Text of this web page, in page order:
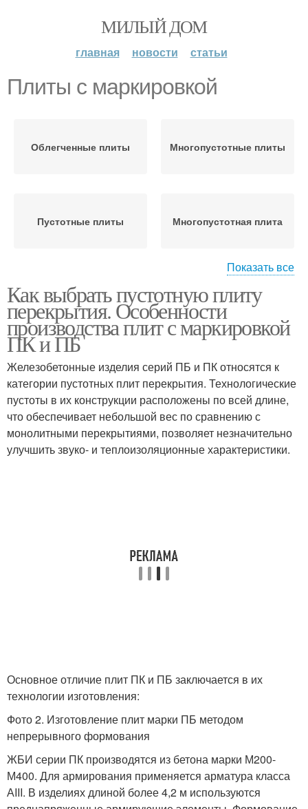
МИЛЫЙ ДОМ
главная новости статьи
Плиты с маркировкой
Облегченные плиты Многопустотные плиты
Пустотные плиты Многопустотная плита
Железобетонные плиты
Показать все
Как выбрать пустотную плиту
перекрытия. Особенности
производства плит с маркировкой
ПК и ПБ
Железобетонные изделия серий ПБ и ПК относятся к
категории пустотных плит перекрытия. Технологические
пустоты в их конструкции расположены по всей длине,
что обеспечивает небольшой вес по сравнению с
монолитными перекрытиями, позволяет незначительно
улучшить звуко- и теплоизоляционные характеристики.
Основное отличие плит ПК и ПБ заключается в их
технологии изготовления:
Фото 2. Изготовление плит марки ПБ методом
непрерывного формования
ЖБИ серии ПК производятся из бетона марки М200-
М400. Для армирования применяется арматура класса
АIII. В изделиях длиной более 4,2 м используются